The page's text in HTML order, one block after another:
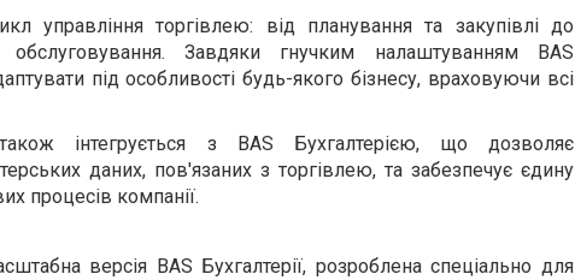
управління торгівлею: від планування та закупівлі до
Завдяки гнучким налаштуванням BAS
під особливості будь-якого бізнесу, враховуючи всі
інтегрується з BAS Бухгалтерією, що дозволяє
даних, пов'язаних з торгівлею, та забезпечує єдину
процесів компанії.
версія BAS Бухгалтерії, розроблена спеціально для